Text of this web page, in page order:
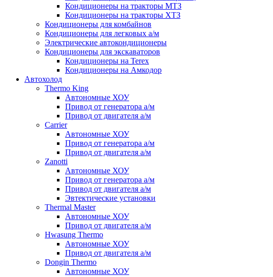
Кондиционеры на тракторы МТЗ
Кондиционеры на тракторы ХТЗ
Кондиционеры для комбайнов
Кондиционеры для легковых а/м
Электрические автокондиционеры
Кондиционеры для экскаваторов
Кондиционеры на Terex
Кондиционеры на Амкодор
Автохолод
Thermo King
Автономные ХОУ
Привод от генератора а/м
Привод от двигателя а/м
Carrier
Автономные ХОУ
Привод от генератора а/м
Привод от двигателя а/м
Zanotti
Автономные ХОУ
Привод от генератора а/м
Привод от двигателя а/м
Эвтектические установки
Thermal Master
Автономные ХОУ
Привод от двигателя а/м
Hwasung Thermo
Автономные ХОУ
Привод от двигателя а/м
Dongin Thermo
Автономные ХОУ